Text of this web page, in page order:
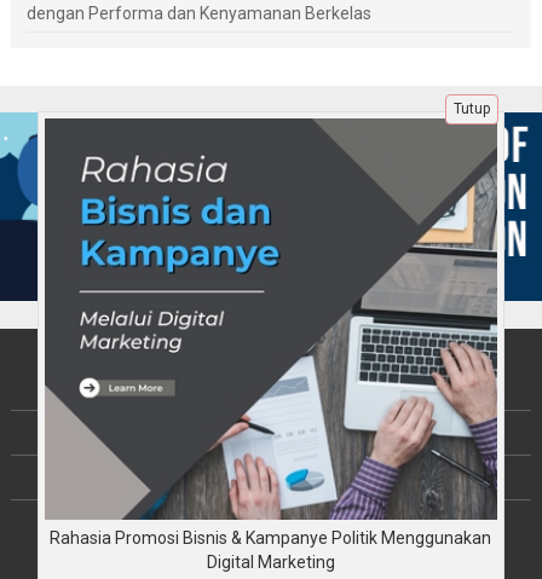
dengan Performa dan Kenyamanan Berkelas
Tentang Kami
Berita
Disclaimer
Copyright © JalinKebersamaan.com 2026
All rights reserved
Tutup
Rahasia Promosi Bisnis & Kampanye Politik Menggunakan
Digital Marketing